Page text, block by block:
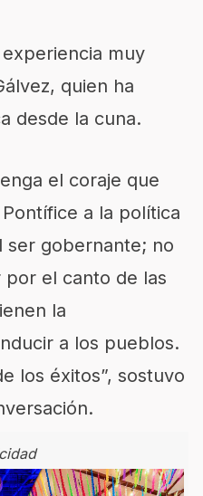
muy
quien ha
desde la cuna.
el coraje que
a la política
ser gobernante; no
por el canto de las
la
a los pueblos.
los éxitos”, sostuvo